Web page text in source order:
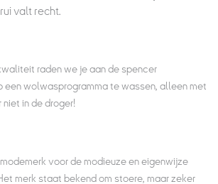
valt recht.
raden we je aan de spencer
een wolwasprogramma te wassen, alleen met
in de droger!
voor de modieuze en eigenwijze
merk staat bekend om stoere, maar zeker